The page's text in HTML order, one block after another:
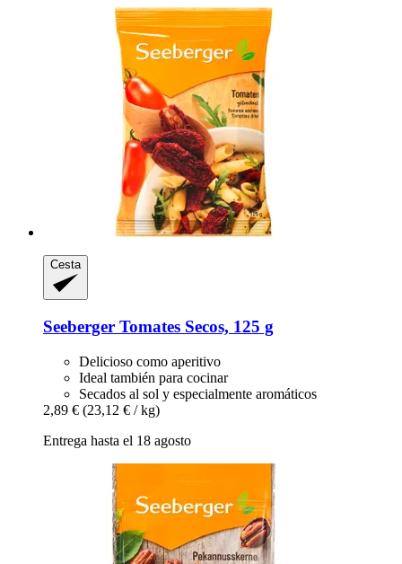
Cesta
Seeberger Tomates Secos, 125 g
Delicioso como aperitivo
Ideal también para cocinar
Secados al sol y especialmente aromáticos
2,89 € (23,12 € / kg)
Entrega hasta el 18 agosto